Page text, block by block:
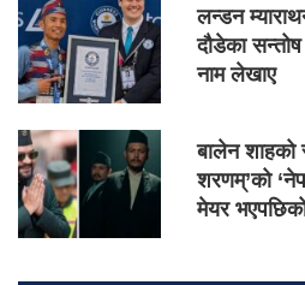
लन्डन
दौडेका सन्तोष
नाम लेखाए
बालेन शाहको
शरणम्’को
मेयर